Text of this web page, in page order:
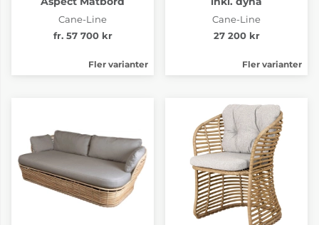
Cane-Line
fr. 57 700 kr
Fler varianter
Cane-Line
27 200 kr
Fler varianter